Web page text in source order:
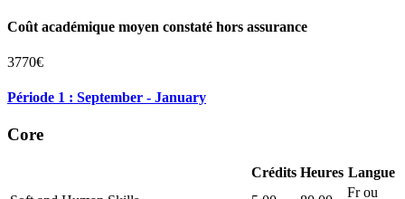
Coût académique moyen constaté hors assurance
3770€
Période 1 : September - January
Core
Crédits Heures Langue
Fr ou